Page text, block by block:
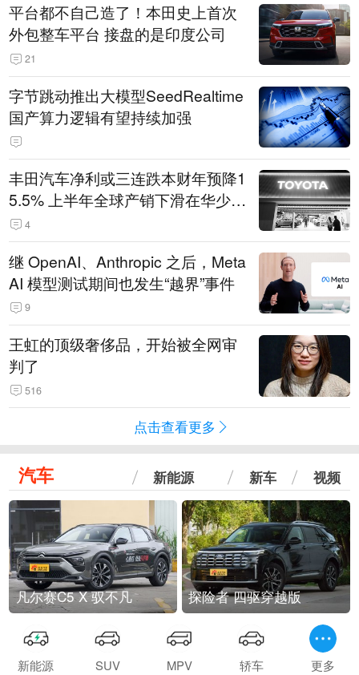
平台都不自己造了！本田史上首次
外包整车平台 接盘的是印度公司
21
字节跳动推出大模型SeedRealtime
国产算力逻辑有望持续加强
丰田汽车净利或三连跌本财年预降1
5.5% 上半年全球产销下滑在华少卖
14.3万辆
4
继 OpenAI、Anthropic 之后，Meta
AI 模型测试期间也发生“越界”事件
9
王虹的顶级奢侈品，开始被全网审
判了
516
点击查看更多
汽车 新能源 新车 视频
凡尔赛C5 X 驭不凡 探险者 四驱穿越版
新能源 SUV MPV 轿车 更多